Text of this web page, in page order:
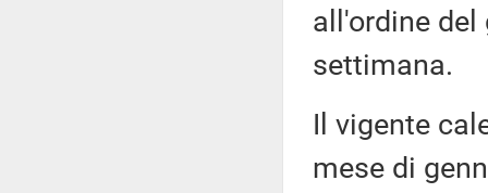
all'ordine
settimana.
Il vigente
mese di